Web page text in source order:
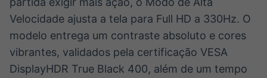
Velocidade ajusta a tela para Full HD a 330Hz. O
modelo entrega um contraste absoluto e cores
vibrantes, validados pela certificação VESA
DisplayHDR True Black 400, além de um tempo